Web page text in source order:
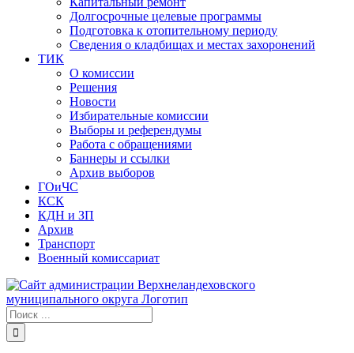
Долгосрочные целевые программы
Подготовка к отопительному периоду
Сведения о кладбищах и местах захоронений
ТИК
О комиссии
Решения
Новости
Избирательные комиссии
Выборы и референдумы
Работа с обращениями
Баннеры и ссылки
Архив выборов
ГОиЧС
КСК
КДН и ЗП
Архив
Транспорт
Военный комиссариат
Результат
поиска: